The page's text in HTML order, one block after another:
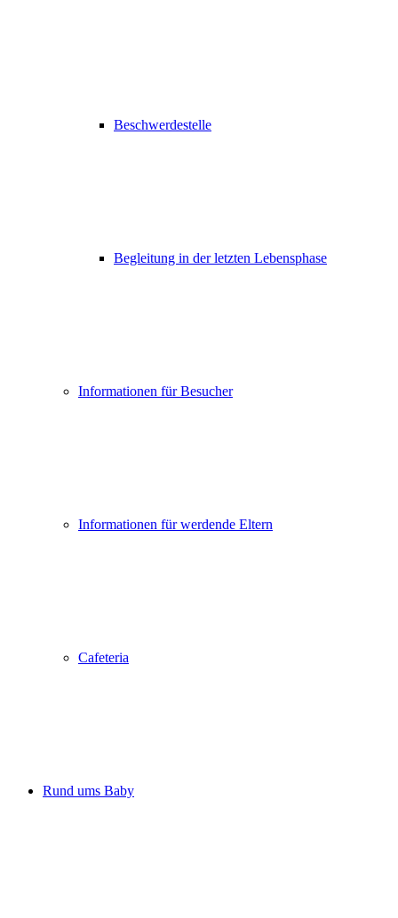
Beschwerdestelle
Begleitung in der letzten Lebensphase
Informationen für Besucher
Informationen für werdende Eltern
Cafeteria
Rund ums Baby